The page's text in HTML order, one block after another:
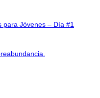
para Jóvenes – Día #1